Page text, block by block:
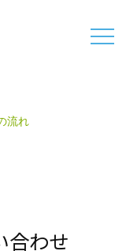
流れ
合わせ